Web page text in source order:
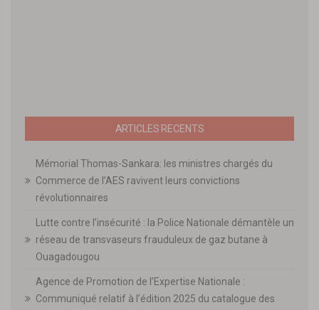
ARTICLES RECENTS
Mémorial Thomas-Sankara: les ministres chargés du
Commerce de l’AES ravivent leurs convictions
révolutionnaires
Lutte contre l’insécurité : la Police Nationale démantèle un
réseau de transvaseurs frauduleux de gaz butane à
Ouagadougou
Agence de Promotion de l’Expertise Nationale :
Communiqué relatif à l’édition 2025 du catalogue des